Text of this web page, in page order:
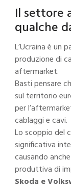
Il settore
qualche
L’Ucraina è un
produzione di
aftermarket.
Basti pensare
sul territorio
per
cablaggi e cavi.
Lo scoppio del
significativa
causando
produttiva di
Skoda e